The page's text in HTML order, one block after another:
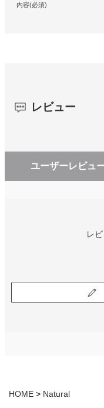
内容(必須)
レビュー
ユーザーレビュ
レ
HOME Natural